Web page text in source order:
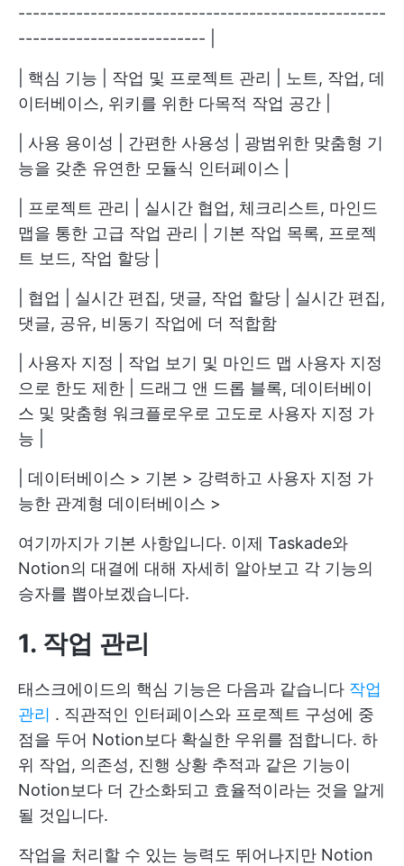
---------------------------------------------------
-------------------------- |
| 핵심 기능 | 작업 및 프로젝트 관리 | 노트, 작업, 데
이터베이스, 위키를 위한 다목적 작업 공간 |
| 사용 용이성 | 간편한 사용성 | 광범위한 맞춤형 기
능을 갖춘 유연한 모듈식 인터페이스 |
| 프로젝트 관리 | 실시간 협업, 체크리스트, 마인드
맵을 통한 고급 작업 관리 | 기본 작업 목록, 프로젝
트 보드, 작업 할당 |
| 협업 | 실시간 편집, 댓글, 작업 할당 | 실시간 편집,
댓글, 공유, 비동기 작업에 더 적합함
| 사용자 지정 | 작업 보기 및 마인드 맵 사용자 지정
으로 한도 제한 | 드래그 앤 드롭 블록, 데이터베이
스 및 맞춤형 워크플로우로 고도로 사용자 지정 가
능 |
| 데이터베이스 > 기본 > 강력하고 사용자 지정 가
능한 관계형 데이터베이스 >
여기까지가 기본 사항입니다. 이제 Taskade와
Notion의 대결에 대해 자세히 알아보고 각 기능의
승자를 뽑아보겠습니다.
1. 작업 관리
태스크에이드의 핵심 기능은 다음과 같습니다 작업
관리 . 직관적인 인터페이스와 프로젝트 구성에 중
점을 두어 Notion보다 확실한 우위를 점합니다. 하
위 작업, 의존성, 진행 상황 추적과 같은 기능이
Notion보다 더 간소화되고 효율적이라는 것을 알게
될 것입니다.
작업을 처리할 수 있는 능력도 뛰어나지만 Notion